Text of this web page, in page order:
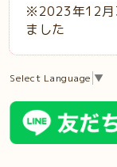
※2023年12月
ました
Select Language ▼